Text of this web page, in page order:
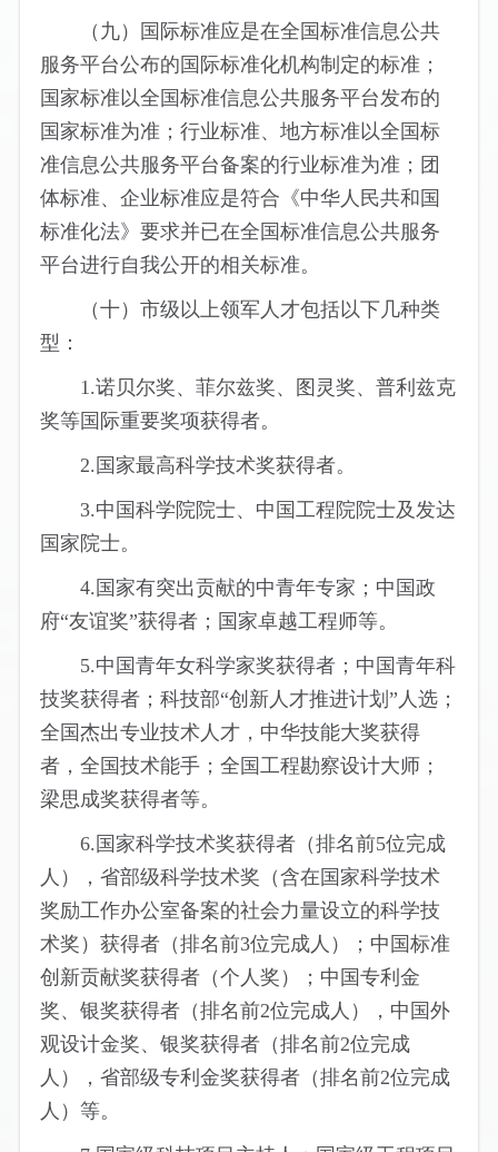
（九）国际标准应是在全国标准信息公共
服务平台公布的国际标准化机构制定的标准；
国家标准以全国标准信息公共服务平台发布的
国家标准为准；行业标准、地方标准以全国标
准信息公共服务平台备案的行业标准为准；团
体标准、企业标准应是符合《中华人民共和国
标准化法》要求并已在全国标准信息公共服务
平台进行自我公开的相关标准。
（十）市级以上领军人才包括以下几种类
型：
1.诺贝尔奖、菲尔兹奖、图灵奖、普利兹克
奖等国际重要奖项获得者。
2.国家最高科学技术奖获得者。
3.中国科学院院士、中国工程院院士及发达
国家院士。
4.国家有突出贡献的中青年专家；中国政
府“友谊奖”获得者；国家卓越工程师等。
5.中国青年女科学家奖获得者；中国青年科
技奖获得者；科技部“创新人才推进计划”人选；
全国杰出专业技术人才，中华技能大奖获得
者，全国技术能手；全国工程勘察设计大师；
梁思成奖获得者等。
6.国家科学技术奖获得者（排名前5位完成
人），省部级科学技术奖（含在国家科学技术
奖励工作办公室备案的社会力量设立的科学技
术奖）获得者（排名前3位完成人）；中国标准
创新贡献奖获得者（个人奖）；中国专利金
奖、银奖获得者（排名前2位完成人），中国外
观设计金奖、银奖获得者（排名前2位完成
人），省部级专利金奖获得者（排名前2位完成
人）等。